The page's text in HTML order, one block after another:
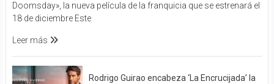
Doomsday», la nueva película de la franquicia que se estrenará el
18 de diciembre Este
Leer más
Rodrigo Guirao encabeza ‘La Encrucijada’ la